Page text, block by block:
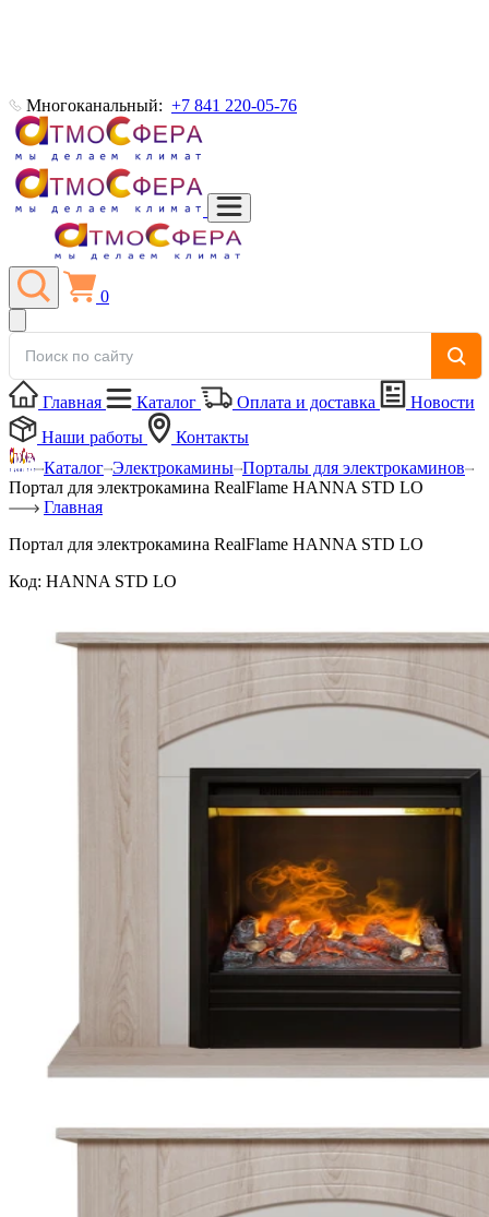
Многоканальный: +7 841 220-05-76
0
Главная Каталог Оплата и доставка
Новости
Наши работы
Контакты
Каталог Электрокамины Порталы для электрокаминов
Портал для электрокамина RealFlame HANNA STD LO
Главная
Портал для электрокамина RealFlame HANNA STD LO
Код: HANNA STD LO